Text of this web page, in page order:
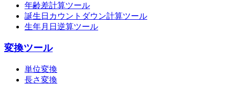
年齢差計算ツール
誕生日カウントダウン計算ツール
生年月日逆算ツール
変換ツール
単位変換
長さ変換